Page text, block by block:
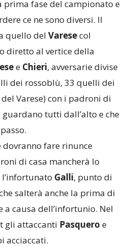
prima fase del campionato e
ce ne sono diversi. Il
quello del Varesecol
diretto al vertice della
e Chieri, avversarie divise
dei rossoblù, 33 quelli dei
Varese) con i padroni di
tutti dall’alto e che
fare rinunce
di casa mancherà lo
l’infortunato Galli, punto di
salterà anche la prima di
a causa dell’infortunio. Nel
gli attaccanti Pasquero e
acciaccati.